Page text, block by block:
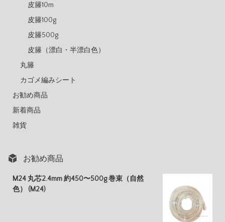
皮籐10m
皮籐100g
皮籐500g
皮籐（漂白・半漂白色）
丸籐
カゴメ編みシート
お勧め商品
新着商品
雑貨
お勧め商品
M24 丸芯2.4mm 約450〜500g 巻束（自然
色） (M24)